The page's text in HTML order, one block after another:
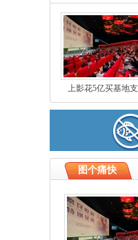
上影花5亿买基地支
图个痛快